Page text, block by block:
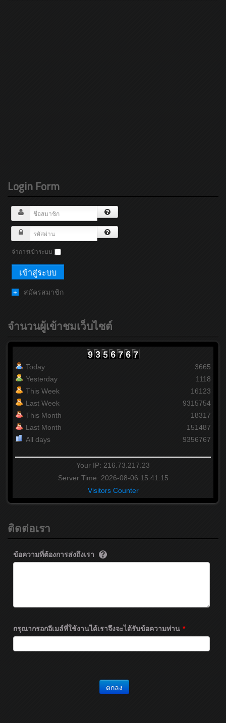
Login Form
จำการเข้าระบบ
สมัครสมาชิก
จำนวนผู้เข้าชมเว็บไซต์
Today
Yesterday
This Week
Last Week
This Month
Last Month
All days
3665
1118
16123
9315754
18317
151487
9356767
Your IP: 216.73.217.23
Server Time: 2026-08-06 15:41:15
Visitors Counter
ติดต่อเรา
ข้อความที่ต้องการส่งถึงเรา
กรุณากรอกอีเมล์ที่ใช้งานได้เราจึงจะได้รับข้อความท่าน *
ตกลง